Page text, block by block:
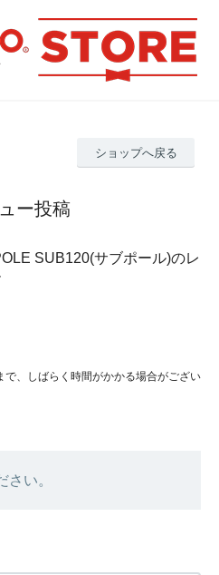
ショップへ戻る
ー投稿
SUB120(サブポール)のレ
、しばらく時間がかかる場合がござい
さい。